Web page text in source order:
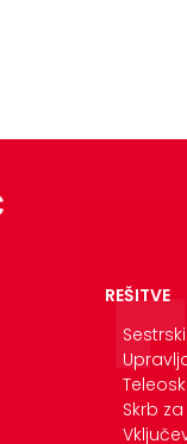
REŠITVE
Skrb